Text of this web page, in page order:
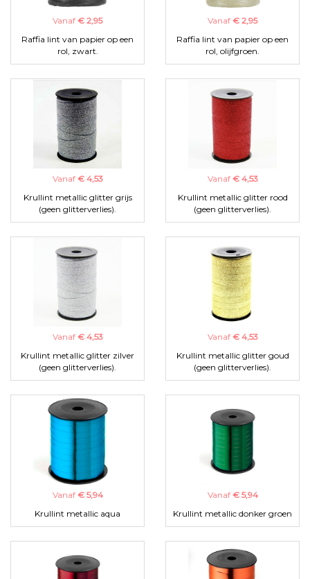
Vanaf € 2,95
Raffia lint van papier op een
rol, zwart.
Vanaf € 2,95
Raffia lint van papier op een
rol, olijfgroen.
Vanaf € 4,53
Krullint metallic glitter grijs
(geen glitterverlies).
Vanaf € 4,53
Krullint metallic glitter rood
(geen glitterverlies).
Vanaf € 4,53
Krullint metallic glitter zilver
(geen glitterverlies).
Vanaf € 4,53
Krullint metallic glitter goud
(geen glitterverlies).
Vanaf € 5,94
Krullint metallic aqua
Vanaf € 5,94
Krullint metallic donker groen